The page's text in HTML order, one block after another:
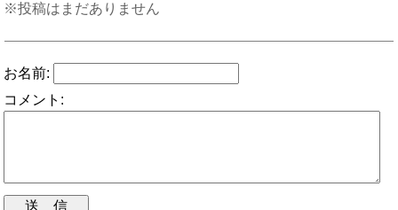
※投稿はまだありません
お名前:
コメント: